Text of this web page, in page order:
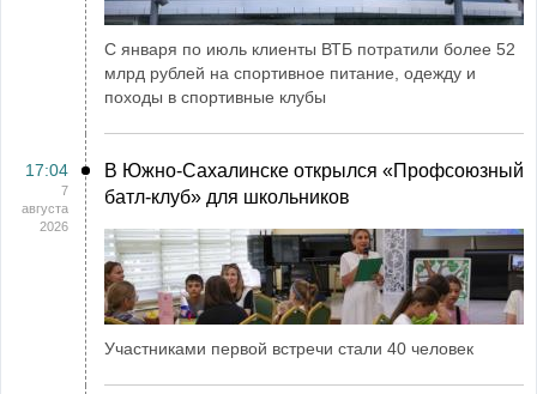
С января по июль клиенты ВТБ потратили более 52
млрд рублей на спортивное питание, одежду и
походы в спортивные клубы
17:04
7
августа
2026
В Южно-Сахалинске открылся «Профсоюзный
батл-клуб» для школьников
Участниками первой встречи стали 40 человек